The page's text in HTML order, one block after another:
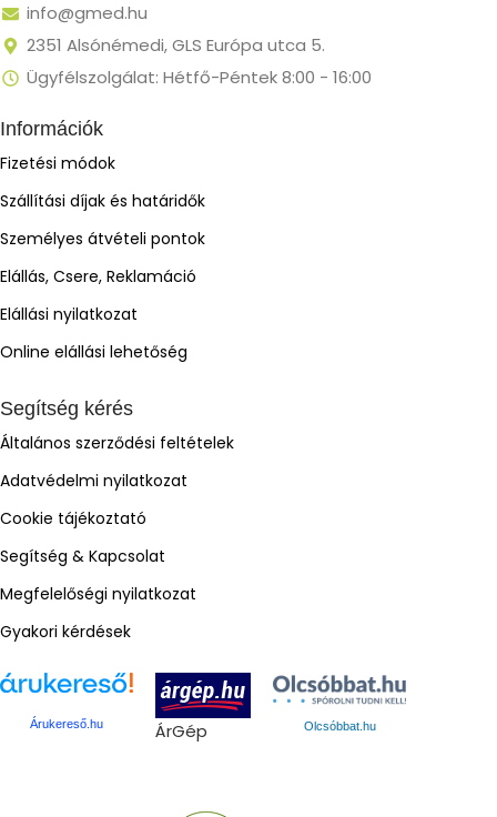
info@gmed.hu
2351 Alsónémedi, GLS Európa utca 5.
Ügyfélszolgálat: Hétfő-Péntek 8:00 - 16:00
Információk
Fizetési módok
Szállítási díjak és határidők
Személyes átvételi pontok
Elállás, Csere, Reklamáció
Elállási nyilatkozat
Online elállási lehetőség
Segítség kérés
Általános szerződési feltételek
Adatvédelmi nyilatkozat
Cookie tájékoztató
Segítség & Kapcsolat
Megfelelőségi nyilatkozat
Gyakori kérdések
Árukereső.hu ÁrGép Olcsóbbat.hu